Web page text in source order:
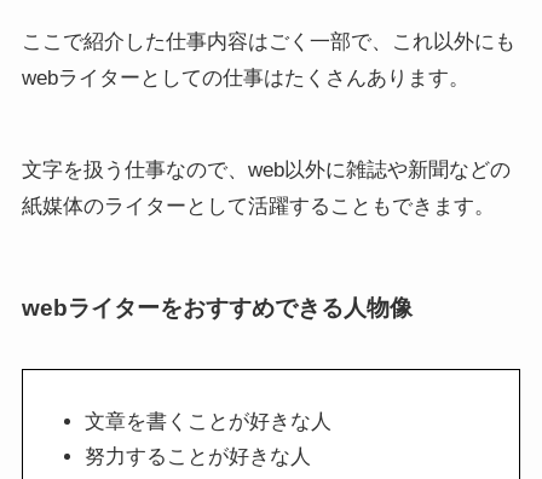
ここで紹介した仕事内容はごく一部で、これ以外にも
webライターとしての仕事はたくさんあります。
文字を扱う仕事なので、web以外に雑誌や新聞などの
紙媒体のライターとして活躍することもできます。
webライターをおすすめできる人物像
文章を書くことが好きな人
努力することが好きな人